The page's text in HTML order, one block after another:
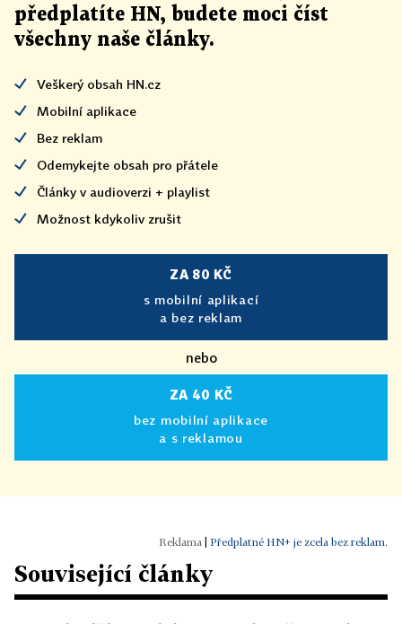
předplatíte HN, budete moci číst
všechny naše články.
Veškerý obsah HN.cz
Mobilní aplikace
Bez reklam
Odemykejte obsah pro přátele
Články v audioverzi + playlist
Možnost kdykoliv zrušit
ZA 80 KČ
s mobilní aplikací
a bez reklam
nebo
ZA 40 KČ
bez mobilní aplikace
a s reklamou
Předplatné HN+ je zcela bez reklam.
Související články